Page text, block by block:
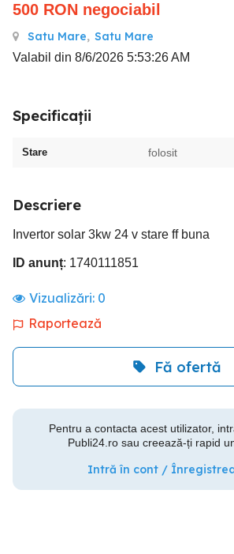
500 RON negociabil
Satu Mare, Satu Mare
Valabil din 8/6/2026 5:53:26 AM
Specificații
Stare folosit
Descriere
Invertor solar 3kw 24 v stare ff buna
ID anunț: 1740111851
Vizualizări: 0
Raportează
Fă ofertă
Pentru a contacta acest utilizator,
Publi24.ro sau creează-ți rapid
Intră în cont /